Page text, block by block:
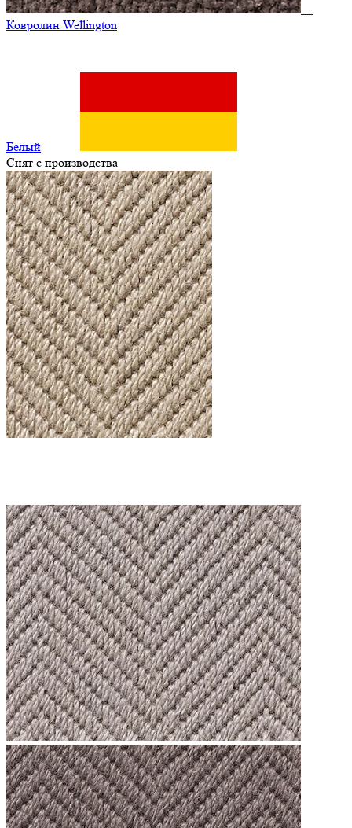
...
Ковролин Wellington
Белый
Снят с производства